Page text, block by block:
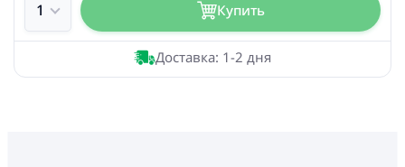
Купить
Доставка: 1-2 дня